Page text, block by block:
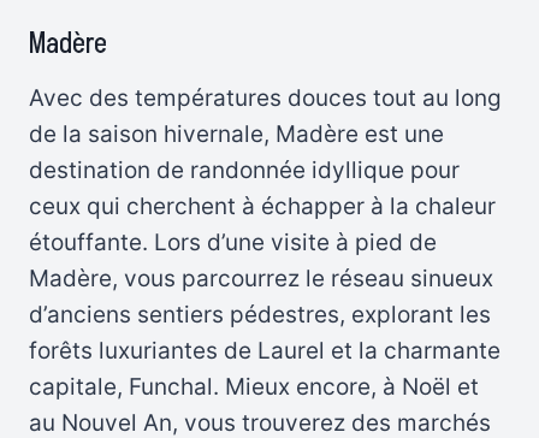
Madère
Avec des températures douces tout au long
de la saison hivernale, Madère est une
destination de randonnée idyllique pour
ceux qui cherchent à échapper à la chaleur
étouffante. Lors d’une visite à pied de
Madère, vous parcourrez le réseau sinueux
d’anciens sentiers pédestres, explorant les
forêts luxuriantes de Laurel et la charmante
capitale, Funchal. Mieux encore, à Noël et
au Nouvel An, vous trouverez des marchés